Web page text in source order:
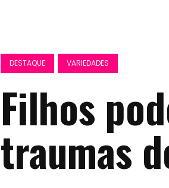
DESTAQUE VARIEDADES
Filhos
traumas